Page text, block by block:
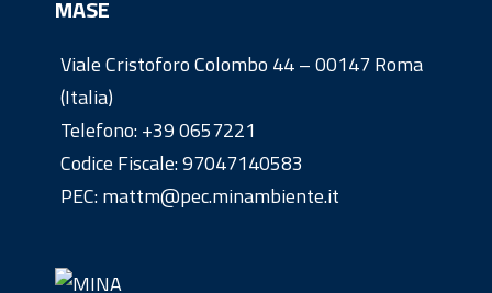
MASE
Viale Cristoforo Colombo 44 – 00147 Roma
(Italia)
Telefono:+39 0657221
Codice Fiscale: 97047140583
PEC: mattm@pec.minambiente.it